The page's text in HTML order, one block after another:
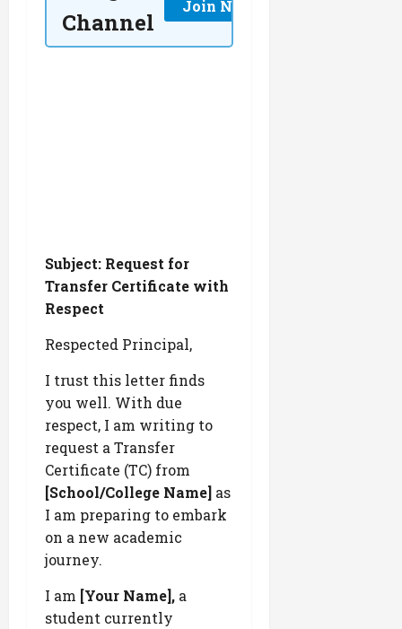
Channel
Join Now
Subject: Request for
Transfer Certificate with
Respect
Respected Principal,
I trust this letter finds
you well. With due
respect, I am writing to
request a Transfer
Certificate (TC) from
[School/College Name] as
I am preparing to embark
on a new academic
journey.
I am [Your Name], a
student currently